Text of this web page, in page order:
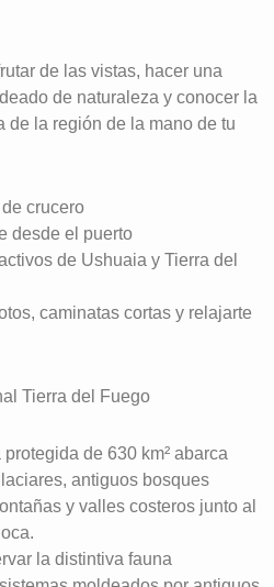
de las vistas, hacer una
de naturaleza y conocer la
de la región de la mano de tu
crucero
desde el puerto
de Ushuaia y Tierra del
caminatas cortas y relajarte
Tierra del Fuego
de 630 km² abarca
antiguos bosques
y valles costeros junto al
la distintiva fauna